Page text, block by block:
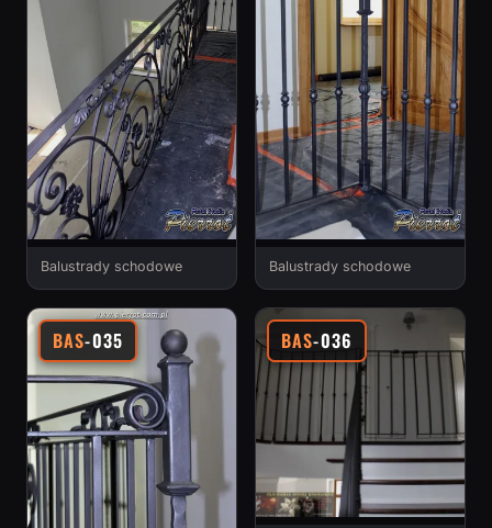
Balustrady schodowe Balustrady schodowe
BAS-035 BAS-036